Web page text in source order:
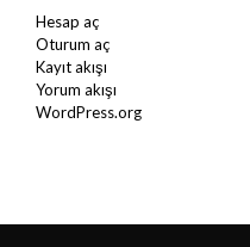
Hesap aç
Oturum aç
Kayıt akışı
Yorum akışı
WordPress.org